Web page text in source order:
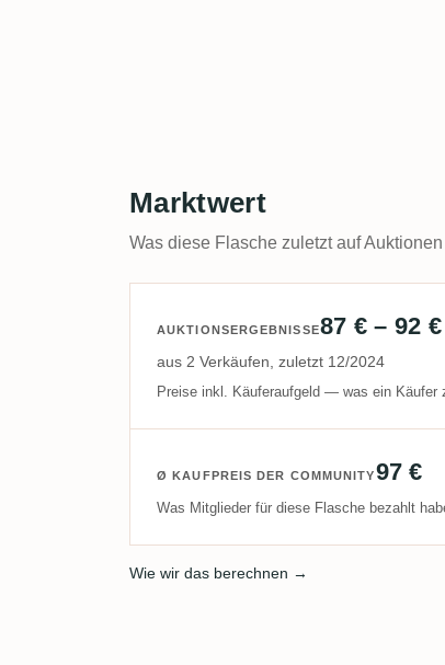
Marktwert
Was diese Flasche zuletzt auf
AUKTIONSERGEBNISSE87 € – 92 €
aus 2 Verkäufen, zuletzt 12/2024
Preise inkl. Käuferaufgeld — was ein Käufer
Ø KAUFPREIS DER COMMUNITY97 €
Was Mitglieder für diese Flasche bezahlt
Wie wir das berechnen →